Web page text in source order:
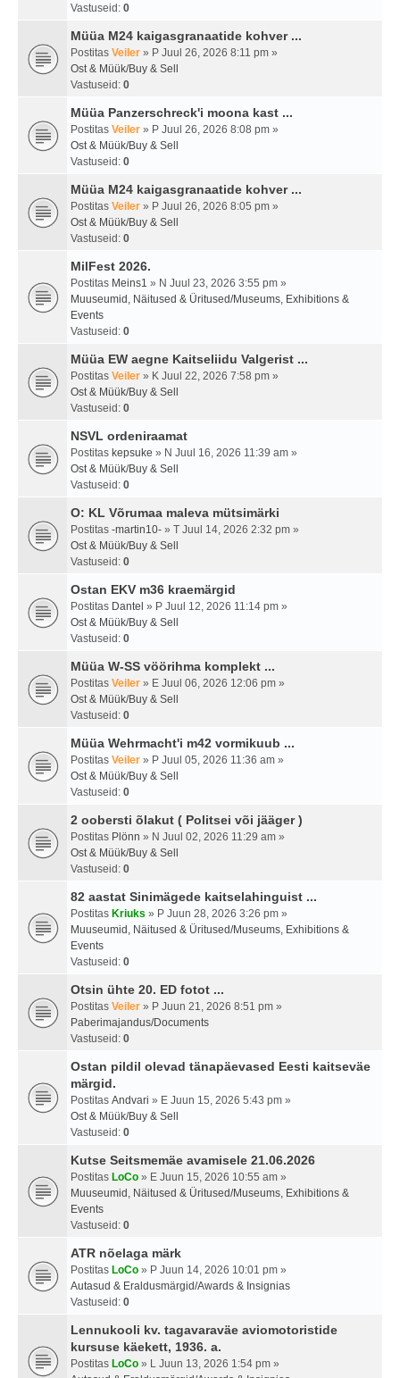
Vastuseid: 0
Müüa M24 kaigasgranaatide kohver ...
Postitas Veiler » P Juul 26, 2026 8:11 pm »
Ost & Müük/Buy & Sell
Vastuseid: 0
Müüa Panzerschreck'i moona kast ...
Postitas Veiler » P Juul 26, 2026 8:08 pm »
Ost & Müük/Buy & Sell
Vastuseid: 0
Müüa M24 kaigasgranaatide kohver ...
Postitas Veiler » P Juul 26, 2026 8:05 pm »
Ost & Müük/Buy & Sell
Vastuseid: 0
MilFest 2026.
Postitas Meins1 » N Juul 23, 2026 3:55 pm »
Muuseumid, Näitused & Üritused/Museums, Exhibitions &
Events
Vastuseid: 0
Müüa EW aegne Kaitseliidu Valgerist ...
Postitas Veiler » K Juul 22, 2026 7:58 pm »
Ost & Müük/Buy & Sell
Vastuseid: 0
NSVL ordeniraamat
Postitas kepsuke » N Juul 16, 2026 11:39 am »
Ost & Müük/Buy & Sell
Vastuseid: 0
O: KL Võrumaa maleva mütsimärki
Postitas -martin10- » T Juul 14, 2026 2:32 pm »
Ost & Müük/Buy & Sell
Vastuseid: 0
Ostan EKV m36 kraemärgid
Postitas Dantel » P Juul 12, 2026 11:14 pm »
Ost & Müük/Buy & Sell
Vastuseid: 0
Müüa W-SS vöörihma komplekt ...
Postitas Veiler » E Juul 06, 2026 12:06 pm »
Ost & Müük/Buy & Sell
Vastuseid: 0
Müüa Wehrmacht'i m42 vormikuub ...
Postitas Veiler » P Juul 05, 2026 11:36 am »
Ost & Müük/Buy & Sell
Vastuseid: 0
2 oobersti õlakut ( Politsei või jääger )
Postitas Plönn » N Juul 02, 2026 11:29 am »
Ost & Müük/Buy & Sell
Vastuseid: 0
82 aastat Sinimägede kaitselahinguist ...
Postitas Kriuks » P Juun 28, 2026 3:26 pm »
Muuseumid, Näitused & Üritused/Museums, Exhibitions &
Events
Vastuseid: 0
Otsin ühte 20. ED fotot ...
Postitas Veiler » P Juun 21, 2026 8:51 pm »
Paberimajandus/Documents
Vastuseid: 0
Ostan pildil olevad tänapäevased Eesti kaitseväe
märgid.
Postitas Andvari » E Juun 15, 2026 5:43 pm »
Ost & Müük/Buy & Sell
Vastuseid: 0
Kutse Seitsmemäe avamisele 21.06.2026
Postitas LoCo » E Juun 15, 2026 10:55 am »
Muuseumid, Näitused & Üritused/Museums, Exhibitions &
Events
Vastuseid: 0
ATR nõelaga märk
Postitas LoCo » P Juun 14, 2026 10:01 pm »
Autasud & Eraldusmärgid/Awards & Insignias
Vastuseid: 0
Lennukooli kv. tagavaraväe aviomotoristide
kursuse käekett, 1936. a.
Postitas LoCo » L Juun 13, 2026 1:54 pm »